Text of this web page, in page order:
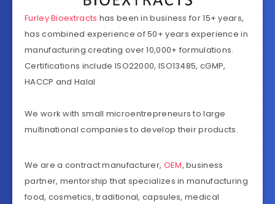
Furley Bioextracts has been in business for 15+ years,
has combined experience of 50+ years experience in
manufacturing creating over 10,000+ formulations.
Certifications include ISO22000, ISO13485, cGMP,
HACCP and Halal
We work with small microentrepreneurs to large
multinational companies to develop their products.
We are a contract manufacturer, OEM, business
partner, mentorship that specializes in manufacturing
food, cosmetics, traditional, capsules, medical